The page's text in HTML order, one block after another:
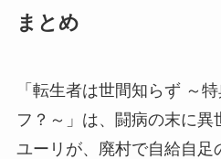
まとめ
「転生者は世間知らず ～
フ？～」は、闘病の末に異
ユーリが、廃村で自給自足